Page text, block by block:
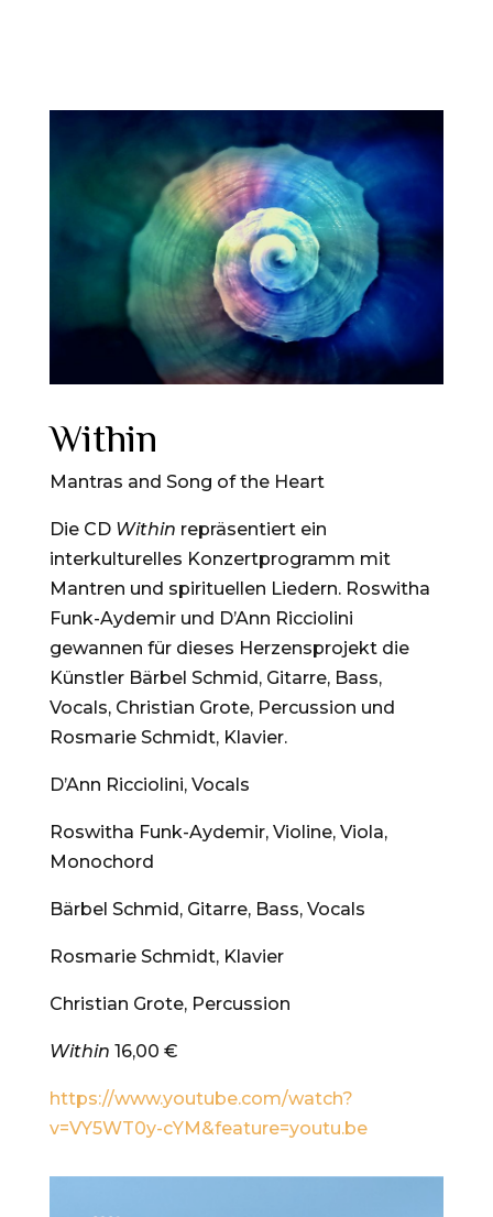
Within
Mantras and Song of the Heart
Die CD Within repräsentiert ein
interkulturelles Konzertprogramm mit
Mantren und spirituellen Liedern. Roswitha
Funk-Aydemir und D’Ann Ricciolini
gewannen für dieses Herzensprojekt die
Künstler Bärbel Schmid, Gitarre, Bass,
Vocals, Christian Grote, Percussion und
Rosmarie Schmidt, Klavier.
D’Ann Ricciolini, Vocals
Roswitha Funk-Aydemir, Violine, Viola,
Monochord
Bärbel Schmid, Gitarre, Bass, Vocals
Rosmarie Schmidt, Klavier
Christian Grote, Percussion
Within 16,00 €
https://www.youtube.com/watch?
v=VY5WT0y-cYM&feature=youtu.be